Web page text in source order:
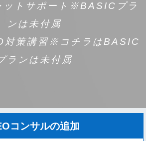
ットサポート※BASICプラ
ンは未付属
対策講習※コチラはBASIC
ランは未付属
コンサルの追加